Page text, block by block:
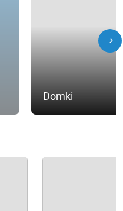
Domki
chevron_right